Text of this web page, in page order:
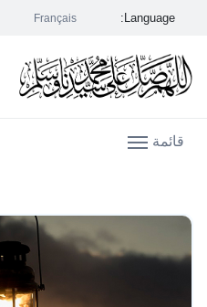
Language:
Français
قائمة